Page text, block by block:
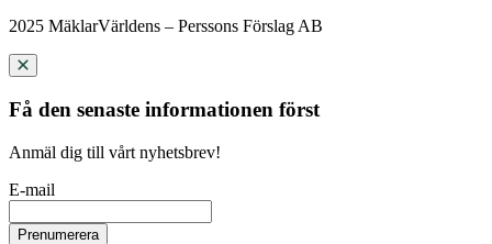
2025 MäklarVärldens – Perssons Förslag AB
Få den senaste informationen först
Anmäl dig till vårt nyhetsbrev!
E-mail
Prenumerera